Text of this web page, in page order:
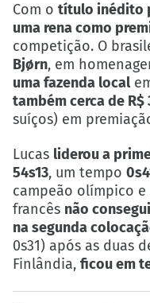
Com o título inédito
uma rena como
competição. O
Bjørn, em
uma fazenda local
também cerca de R$
suíços) em
Lucas liderou a
54s13, um tempo
campeão olímpico e
francês não
na segunda
0s31) após as duas
Finlândia, ficou em